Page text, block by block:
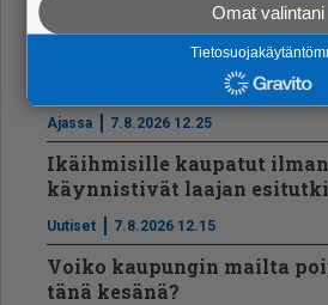
Uusimmat
Vt8:lle uusi asfaltti
Ajassa 7.8.2026 12.25
Ikäihmisille kaupatut
käynnistivät laajan
Uutiset 7.8.2026 12.15
Voiko kaupungin mailta
tänä kesänä?
Omat valintani